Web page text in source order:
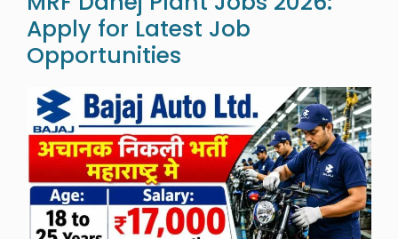
Apply for Latest Job
Opportunities